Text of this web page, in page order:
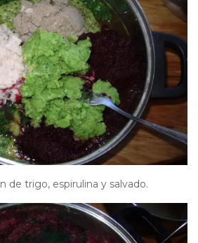
de trigo, espirulina y salvado.